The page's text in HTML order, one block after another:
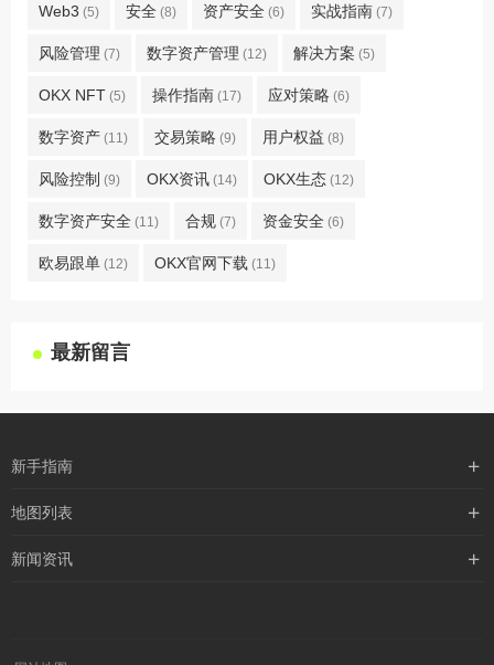
Web3 (5) 安全 (8) 资产安全 (6) 实战指南 (7)
风险管理 (7) 数字资产管理 (12) 解决方案 (5)
OKX NFT (5) 操作指南 (17) 应对策略 (6)
数字资产 (11) 交易策略 (9) 用户权益 (8)
风险控制 (9) OKX资讯 (14) OKX生态 (12)
数字资产安全 (11) 合规 (7) 资金安全 (6)
欧易跟单 (12) OKX官网下载 (11)
最新留言
新手指南
购买流程
地图列表
最新文章
新闻资讯